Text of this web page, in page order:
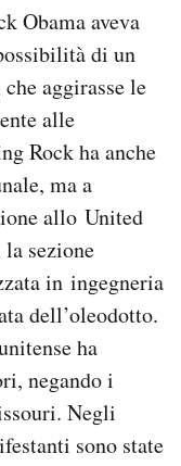
Obama aveva
di un
aggirasse le
alle
Rock ha anche
ma a
allo United
sezione
in ingegneria
dell’oleodotto.
ha
negando i
Negli
sono state